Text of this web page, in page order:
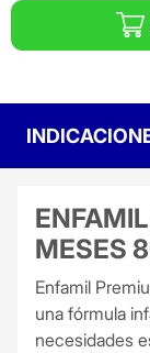
MESES
Enfamil
una fórmula
necesidades